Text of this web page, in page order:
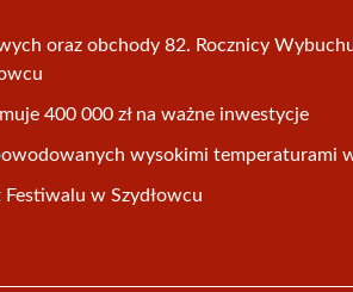
oraz obchody 82. Rocznicy
400 000 zł na ważne inwestycje
wysokimi temperaturami
Festiwalu w Szydłowcu